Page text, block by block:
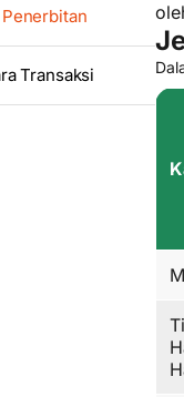
Transaksi